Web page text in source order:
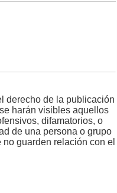
derecho de la publicación
harán visibles aquellos
difamatorios, o
de una persona o grupo
guarden relación con el